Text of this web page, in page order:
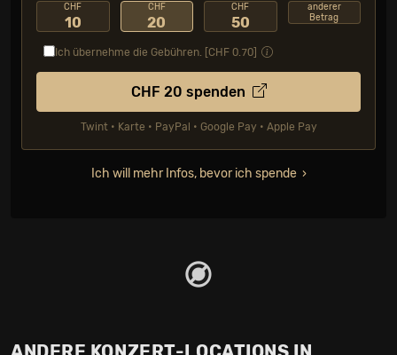
CHF
10
CHF
20
CHF
50
anderer
Betrag
Ich übernehme die Gebühren. [CHF 0.70]
CHF 20 spenden
Twint • Karte • PayPal • Google Pay • Apple Pay
Ich will mehr Infos, bevor ich spende